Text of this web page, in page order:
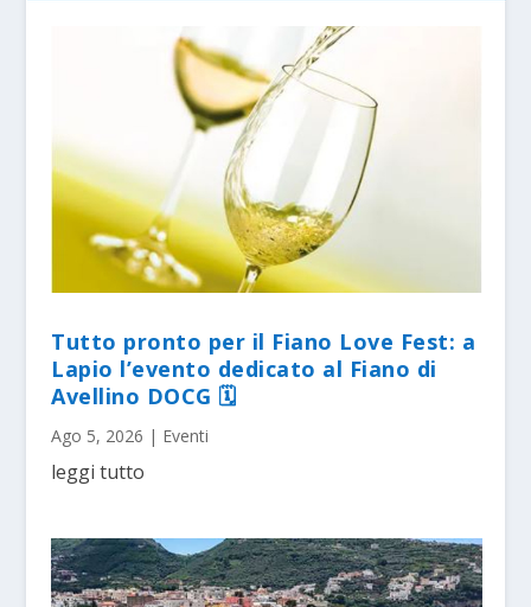
Tutto pronto per il Fiano Love Fest: a
Lapio l’evento dedicato al Fiano di
Avellino DOCG 🗓
Ago 5, 2026 | Eventi
leggi tutto